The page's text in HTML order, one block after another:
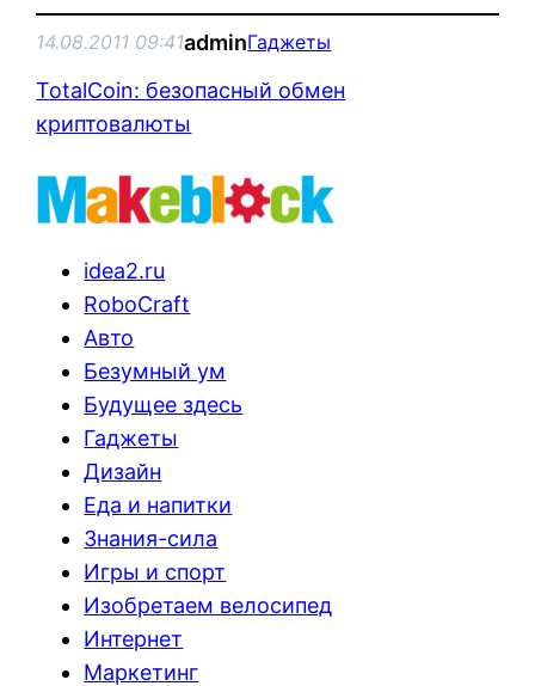
14.08.2011 09:41adminГаджеты
TotalCoin: безопасный обмен
криптовалюты
idea2.ru
RoboCraft
Авто
Безумный ум
Будущее здесь
Гаджеты
Дизайн
Еда и напитки
Знания-сила
Игры и спорт
Изобретаем велосипед
Интернет
Маркетинг